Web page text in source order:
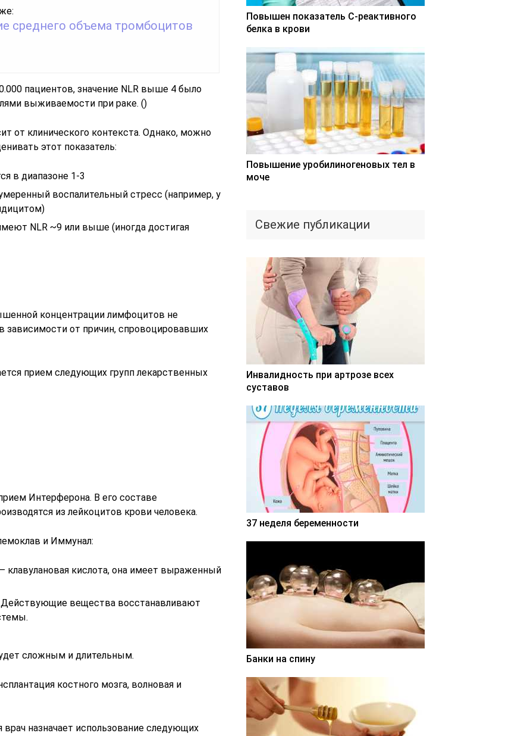
среднего объема тромбоцитов
пациентов, значение NLR выше 4 было
выживаемости при раке. ()
от клинического контекста. Однако, можно
этот показатель:
в диапазоне 1-3
воспалительный стресс (например, у
NLR ~9 или выше (иногда достигая
концентрации лимфоцитов не
зависимости от причин, спровоцировавших
прием следующих групп лекарственных
Интерферона. В его составе
из лейкоцитов крови человека.
и Иммунал:
кислота, она имеет выраженный
вещества восстанавливают
сложным и длительным.
костного мозга, волновая и
назначает использование следующих
Повышен показатель С-реактивного
белка в крови
Повышение уробилиногеновых тел в
моче
Свежие публикации
Инвалидность при артрозе всех
суставов
37 неделя беременности
Банки на спину